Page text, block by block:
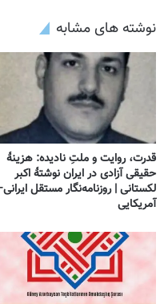
نوشته های مشابه
قدرت، روایت و ملتِ نادیده: هزینهٔ
حقیقی آزادی در ایران نوشتهٔ اکبر
لکستانی | روزنامه‌نگار مستقل
آمریکایی